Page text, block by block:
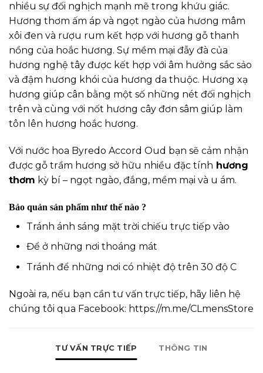
nhiều sự đối nghịch mạnh mẽ trong khứu giác.
Hương thơm ấm áp và ngọt ngào của hương mâm
xôi đen và rượu rum kết hợp với hương gỗ thanh
nồng của hoắc hương. Sự mềm mại đẫy đà của
hương nghệ tây được kết hợp với âm hưởng sắc sảo
và đậm hương khói của hương da thuộc. Hương xạ
hương giúp cân bằng một số những nét đối nghịch
trên và cùng với nốt hương cây đơn sâm giúp làm
tôn lên hương hoắc hương.
Với nước hoa Byredo Accord Oud bạn sẽ cảm nhận
được gỗ trầm hương sở hữu nhiều đặc tính hương
thơm kỳ bí – ngọt ngào, đắng, mềm mại và u ám.
Bảo quản sản phẩm như thế nào ?
Tránh ánh sáng mặt trời chiếu trực tiếp vào
Để ở những nơi thoáng mát
Tránh để những nơi có nhiệt độ trên 30 độ C
Ngoài ra, nếu bạn cần tư vấn trực tiếp, hãy liên hệ
chúng tôi qua Facebook: https://m.me/CLmensStore
TƯ VẤN TRỰC TIẾP THÔNG TIN